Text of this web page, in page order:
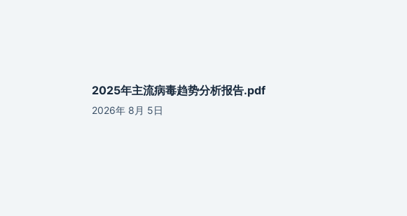
2025年主流病毒趋势分析报告.pdf
2026年 8月 5日